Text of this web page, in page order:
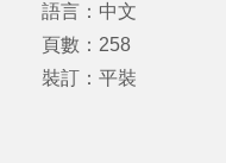
語言：中文
頁數：258
裝訂：平裝